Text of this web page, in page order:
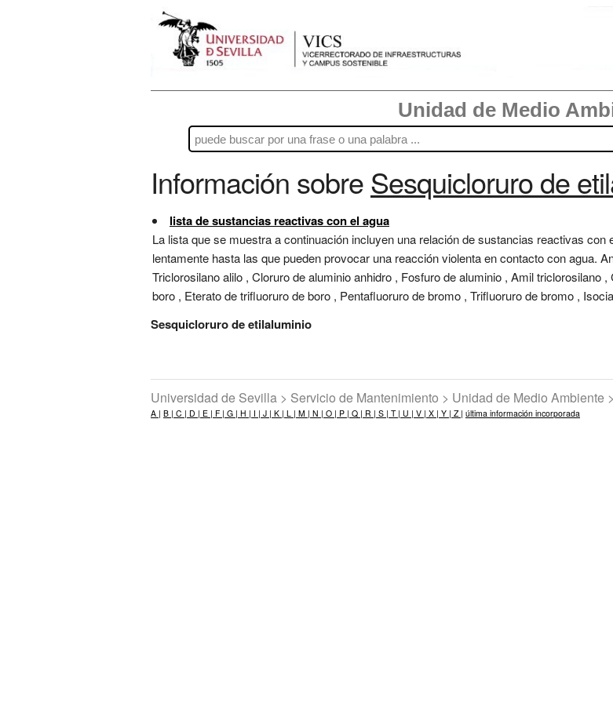
Unidad de Medio
Información sobreSesquicloruro de
lista de sustancias reactivas con el agua
La lista que se muestra a continuación incluyen una relación de sustancias reactivas
lentamente hasta las que pueden provocar una reacción violenta en contacto con agua.
Triclorosilano alilo , Cloruro de aluminio anhidro , Fosfuro de aluminio , Amil triclorosilano
boro , Eterato de trifluoruro de boro , Pentafluoruro de bromo , Trifluoruro de bromo ,
Sesquicloruro de etilaluminio
Universidad de Sevilla > Servicio de Mantenimiento > Unidad de Medio Ambiente >
A | B | C | D | E | F | G | H | I | J | K | L | M | N | O | P | Q | R | S | T | U | V | X | Y | Z | última información incorporada